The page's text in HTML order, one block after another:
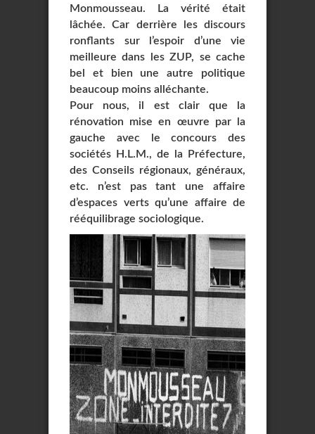
Monmousseau. La vérité était
lâchée. Car derrière les discours
ronflants sur l’espoir d’une vie
meilleure dans les ZUP, se cache
bel et bien une autre politique
beaucoup moins alléchante.
Pour nous, il est clair que la
rénovation mise en œuvre par la
gauche avec le concours des
sociétés H.L.M., de la Préfecture,
des Conseils régionaux, généraux,
etc. n’est pas tant une affaire
d’espaces verts qu’une affaire de
rééquilibrage sociologique.